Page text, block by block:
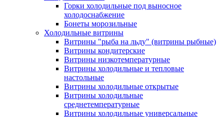
Горки холодильные под выносное
холодоснабжение
Бонеты морозильные
Холодильные витрины
Витрины "рыба на льду" (витрины рыбные)
Витрины кондитерские
Витрины низкотемпературные
Витрины холодильные и тепловые
настольные
Витрины холодильные открытые
Витрины холодильные
среднетемпературные
Витрины холодильные универсальные